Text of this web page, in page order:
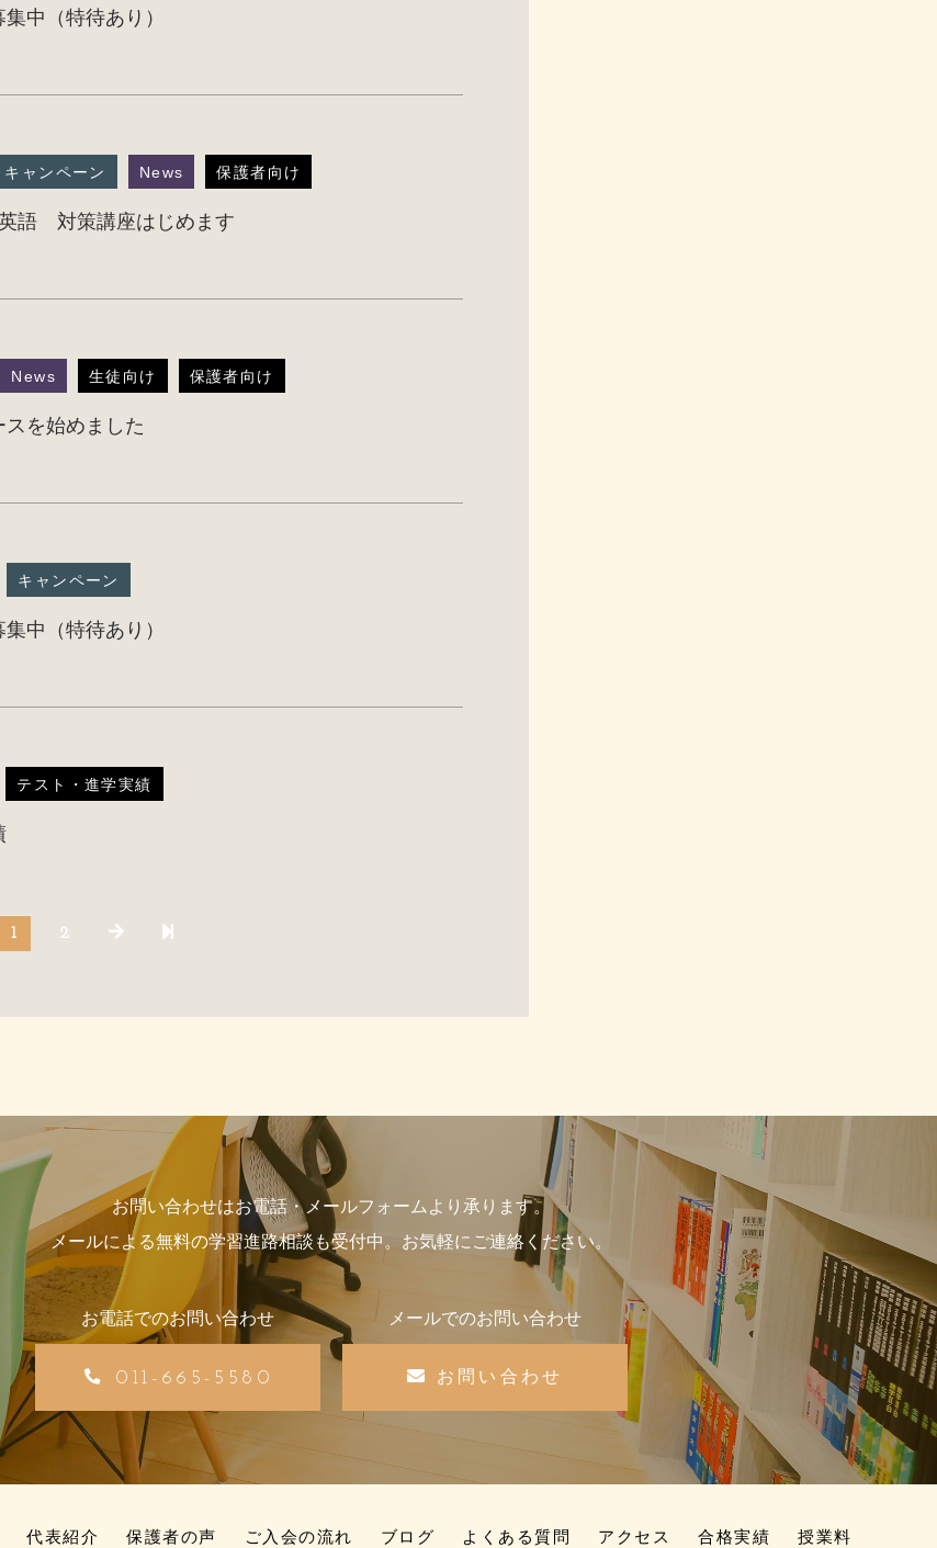
中（特待あり）
キャンペーン News 保護者向け
語 対策講座はじめます
News 生徒向け 保護者向け
を始めました
キャンペーン
中（特待あり）
テスト・進学実績
1 2
お問い合わせはお電話・メールフォームより承ります。
メールによる無料の学習進路相談も受付中。お気軽にご連絡ください。
お電話でのお問い合わせ
011-665-5580
メールでのお問い合わせ
お問い合わせ
代表紹介 保護者の声 ご入会の流れ ブログ よくある質問 アクセス 合格実績 授業料